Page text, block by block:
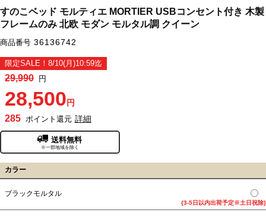
すのこベッド モルティエ MORTIER USBコンセント付き 木製
フレームのみ 北欧 モダン モルタル調 クイーン
商品番号 36136742
限定SALE！8/10(月)10:59迄
29,990 円
28,500 円
285 ポイント還元 詳細
送料無料
※一部地域を除く
カラー
ブラックモルタル
{3-5日以内出荷予定※土日祝除}